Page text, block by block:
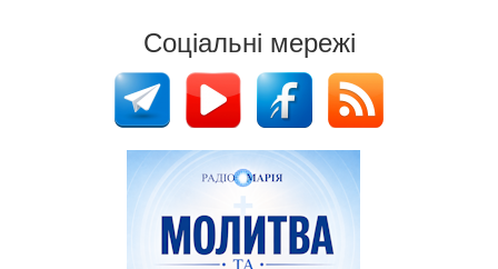
Соціальні мережі